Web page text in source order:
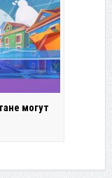
могут